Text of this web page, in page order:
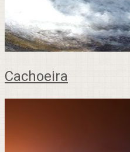
Cachoeira